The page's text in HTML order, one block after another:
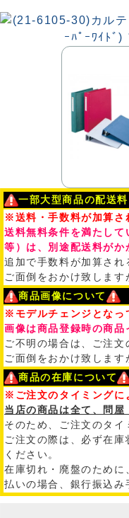
一部大型商品の配送
※送料・手数料が加算さ
送料無料条件を満たし
等）は、別途配送料がか
追加で手数料が加算され
ご面倒をおかけ致します
商品画像について
※モデルチェンジとなっ
画像は商品登録時の商品
ご不明の場合は、ご注文
ご面倒をおかけ致します
商品の在庫について
※ご注文のタイミングに
当店の商品は全て、問屋
そのため、ご注文のタイ
ご注文の際は、必ず在
ください。
在庫切れ・廃盤のため
払いの場合、銀行振込み